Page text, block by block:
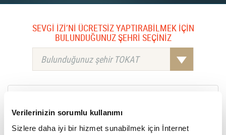
Verilerinizin sorumlu kullanımı
Sizlere daha iyi bir hizmet sunabilmek için İnternet
SEVGİ İZİ’Nİ ÜCRETSİZ YAPTIRABİLMEK İÇİN
BULUNDUĞUNUZ ŞEHRİ SEÇİNİZ
Bulunduğunuz şehir TOKAT